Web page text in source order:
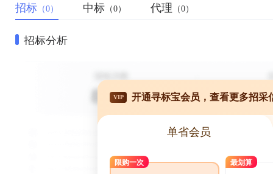
招标 （0） 中标 （0） 代理 （0）
招标分析
VIP 开通寻标宝会员，查看更多招采
单省会员
限购一次 最划算